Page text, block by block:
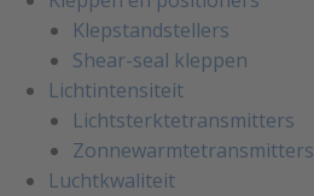
Klepstandstellers
Shear-seal kleppen
Lichtintensiteit
Lichtsterktetransmitters
Zonnewarmtetransmitters
Luchtkwaliteit